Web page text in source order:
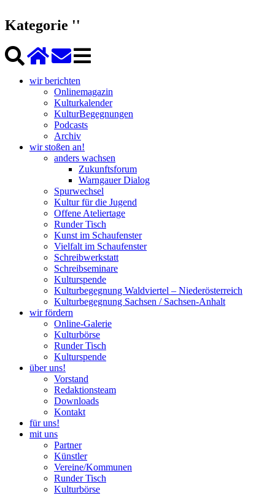
Kategorie ''
wir berichten
Onlinemagazin
Kulturkalender
KulturBegegnungen
Podcasts
Archiv
wir stoßen an!
anders wachsen
Zukunftsforum
Warngauer Dialog
Spurwechsel
Kultur für die Jugend
Offene Ateliertage
Runder Tisch
Kunst im Schaufenster
Vielfalt im Schaufenster
Schreibwerkstatt
Schreibseminare
Kulturspende
Kulturbegegnung Waldviertel – Niederösterreich
Kulturbegegnung Sachsen / Sachsen-Anhalt
wir fördern
Online-Galerie
Kulturbörse
Runder Tisch
Kulturspende
über uns!
Vorstand
Redaktionsteam
Downloads
Kontakt
für uns!
mit uns
Partner
Künstler
Vereine/Kommunen
Runder Tisch
Kulturbörse